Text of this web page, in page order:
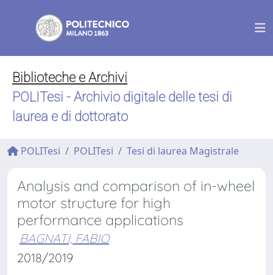
Biblioteche e Archivi
POLITesi - Archivio digitale delle tesi di
laurea e di dottorato
POLITesi POLITesi Tesi di laurea Magistrale
Analysis and comparison of in-wheel
motor structure for high
performance applications
BAGNATI, FABIO
2018/2019